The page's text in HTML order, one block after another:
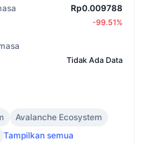
Rp0.009788
-99.51%
Tidak Ada Data
Avalanche Ecosystem
Tampilkan semua